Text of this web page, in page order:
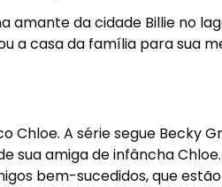
amante da cidade Billie no
a casa da família para sua
Chloe. A série segue Becky
sua amiga de infâncha
bem-sucedidos, que